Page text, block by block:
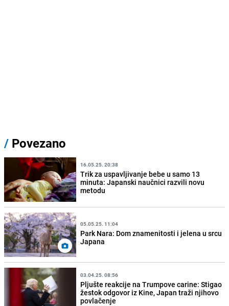
/ Povezano
16.05.25. 20:38
Trik za uspavljivanje bebe u samo 13
minuta: Japanski naučnici razvili novu
metodu
05.05.25. 11:04
Park Nara: Dom znamenitosti i jelena u srcu
Japana
03.04.25. 08:56
Pljušte reakcije na Trumpove carine: Stigao
žestok odgovor iz Kine, Japan traži njihovo
povlačenje